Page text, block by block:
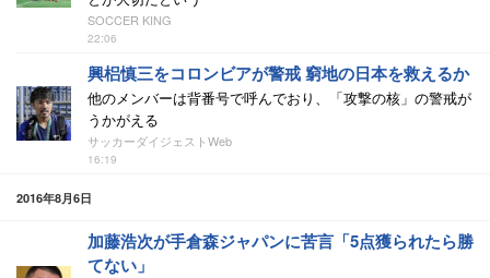
SOCCER KING
22:06
興梠慎三をコロンビアが警戒 窮地の日本を救えるか
他のメンバーは背番号で呼んでおり、「攻撃の核」の警戒が
うかがえる
サッカーダイジェストWeb
16:19
2016年8月6日
加藤浩次が手倉森ジャパンに苦言「5点獲られたら勝
てない」